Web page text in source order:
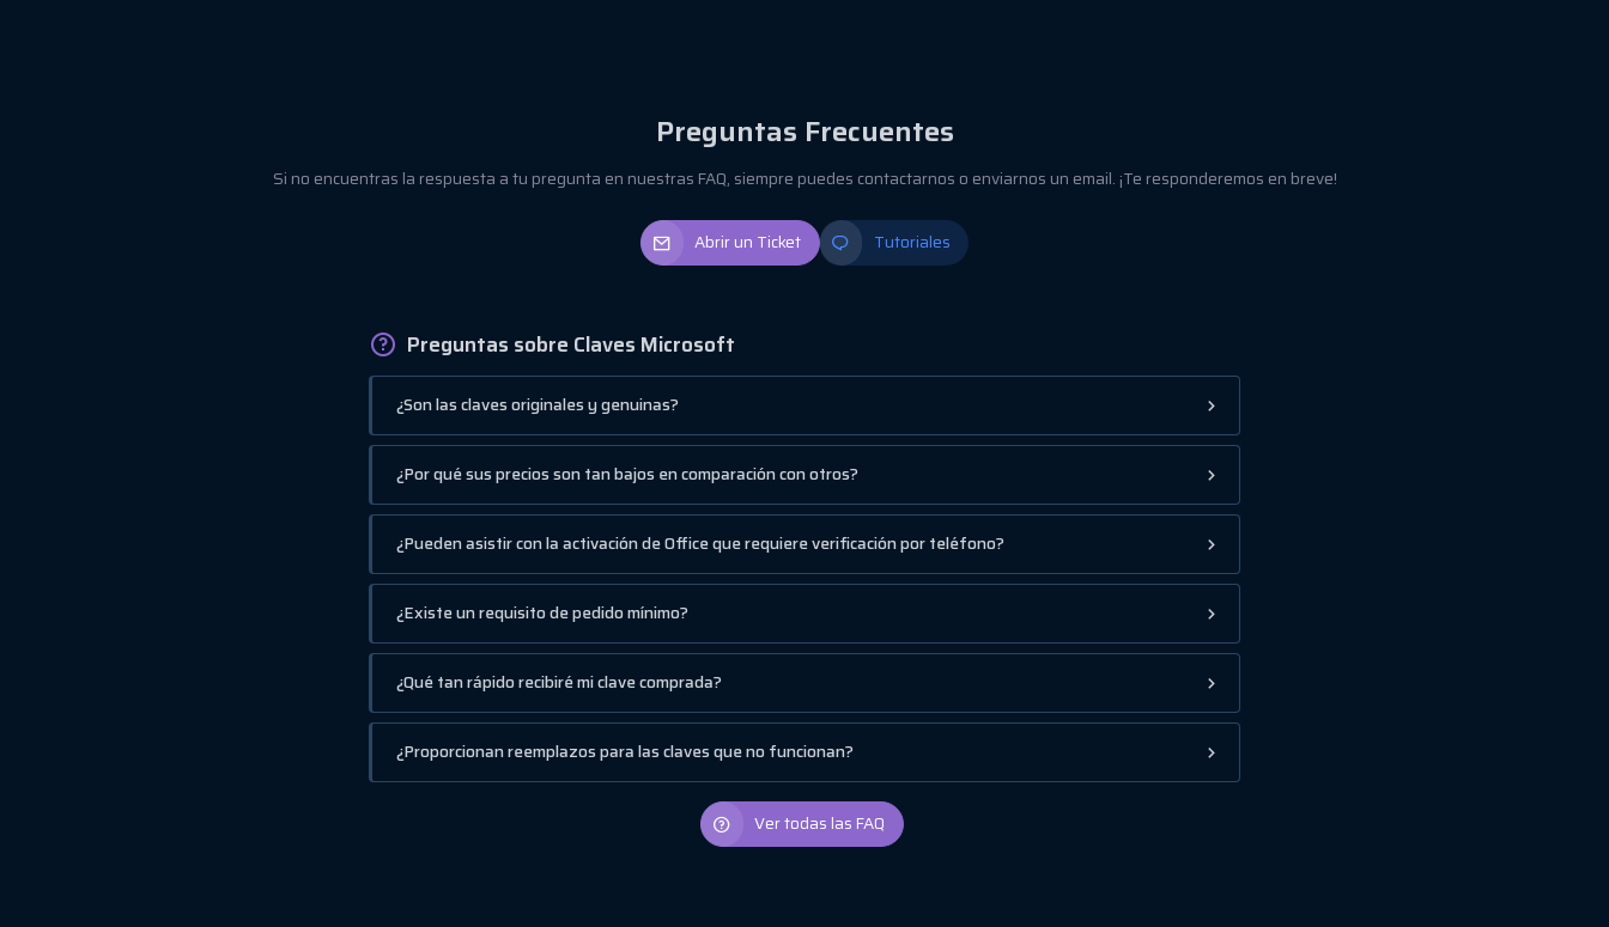
Preguntas Frecuentes
Si no encuentras la respuesta a tu pregunta en nuestras FAQ, siempre puedes contactarnos o enviarnos un email. ¡Te responderemos en breve!
Abrir un Ticket Tutoriales
Preguntas sobre Claves Microsoft
¿Son las claves originales y genuinas?
¿Por qué sus precios son tan bajos en comparación con otros?
¿Pueden asistir con la activación de Office que requiere verificación por teléfono?
¿Existe un requisito de pedido mínimo?
¿Qué tan rápido recibiré mi clave comprada?
¿Proporcionan reemplazos para las claves que no funcionan?
Ver todas las FAQ